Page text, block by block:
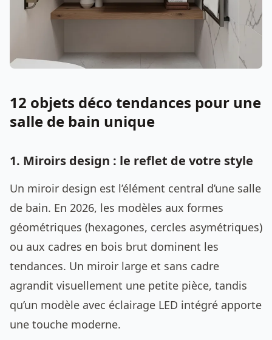
12 objets déco tendances pour une
salle de bain unique
1. Miroirs design : le reflet de votre style
Un miroir design est l’élément central d’une salle
de bain. En 2026, les modèles aux formes
géométriques (hexagones, cercles asymétriques)
ou aux cadres en bois brut dominent les
tendances. Un miroir large et sans cadre
agrandit visuellement une petite pièce, tandis
qu’un modèle avec éclairage LED intégré apporte
une touche moderne.